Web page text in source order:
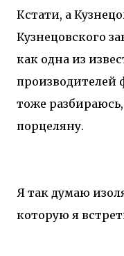
Кстати, а
Кузнецовского
как одна из
производителей
тоже
порцеляну.
Я так думаю
которую я